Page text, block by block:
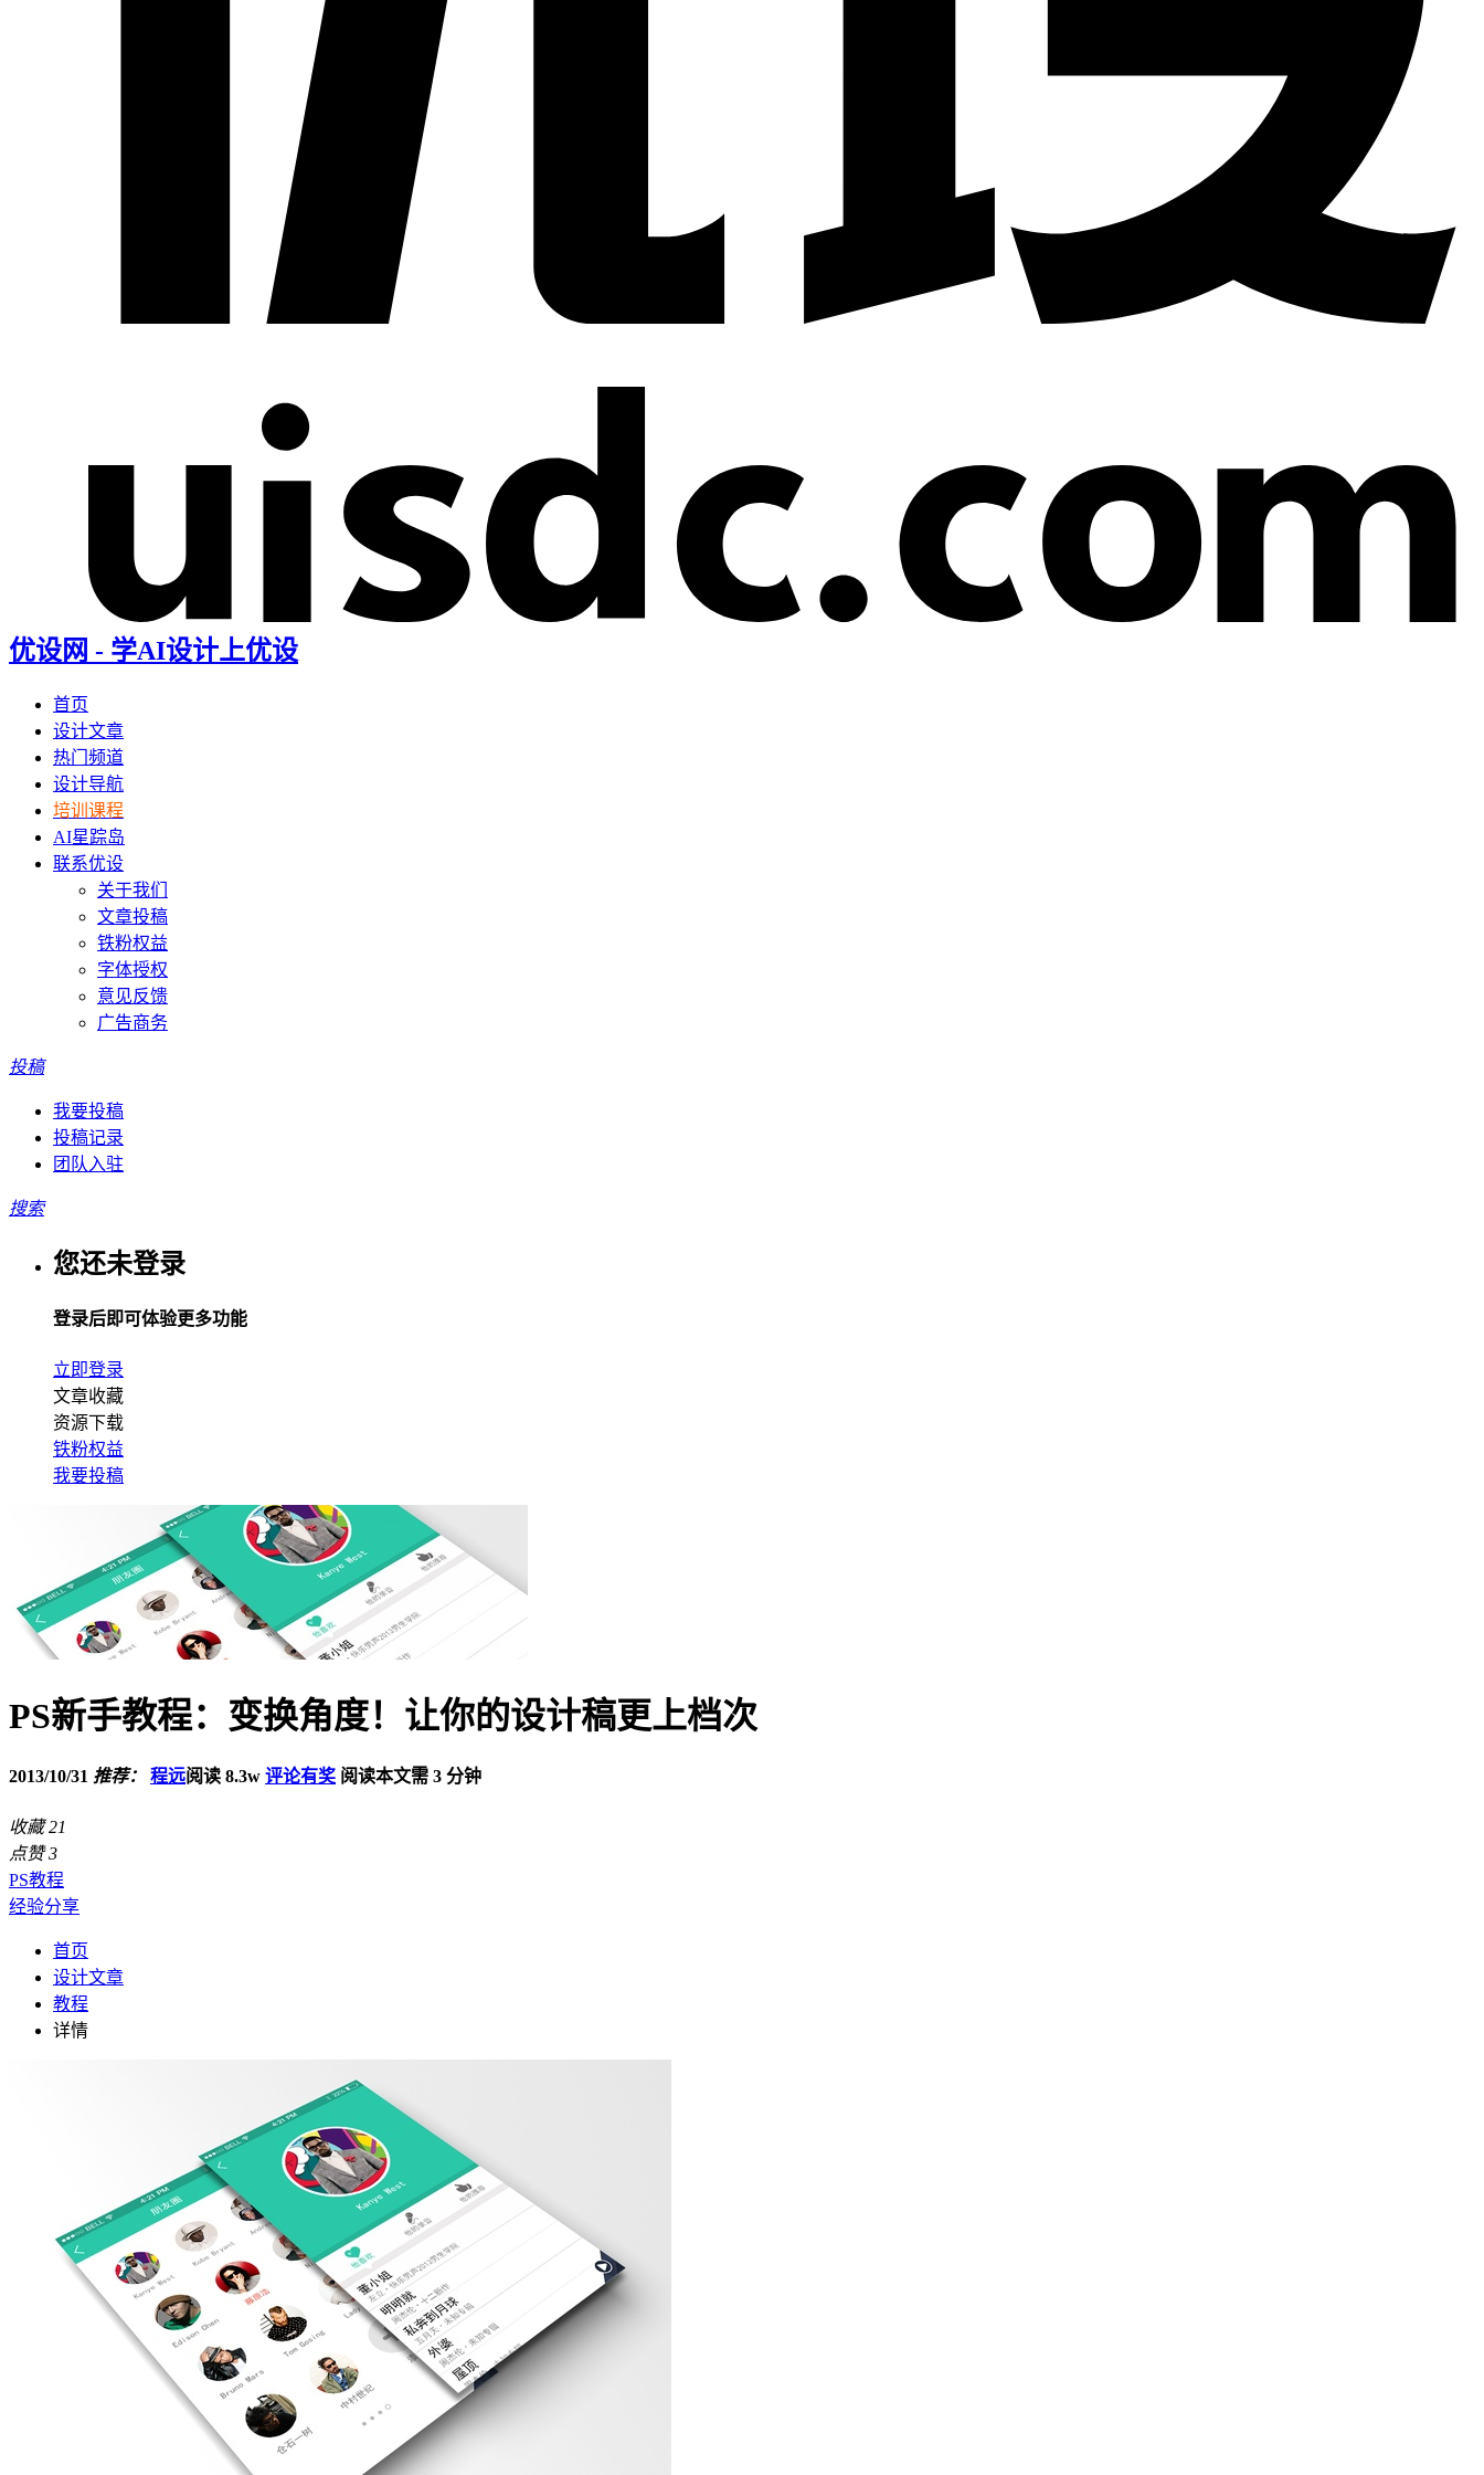
优设网 - 学AI设计上优设
首页
设计文章
热门频道
设计导航
培训课程
AI星踪岛
联系优设
关于我们
文章投稿
铁粉权益
字体授权
意见反馈
广告商务
投稿
我要投稿
投稿记录
团队入驻
搜索
您还未登录
登录后即可体验更多功能
立即登录
文章收藏
资源下载
铁粉权益
我要投稿
PS新手教程：变换角度！让你的设计稿更上档次
2013/10/31 推荐： 程远阅读 8.3w 评论有奖 阅读本文需 3 分钟
收藏 21
点赞 3
PS教程
经验分享
首页
设计文章
教程
详情